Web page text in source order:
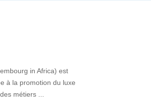
des
in Africa) est
- La Roots
au Grand Prix